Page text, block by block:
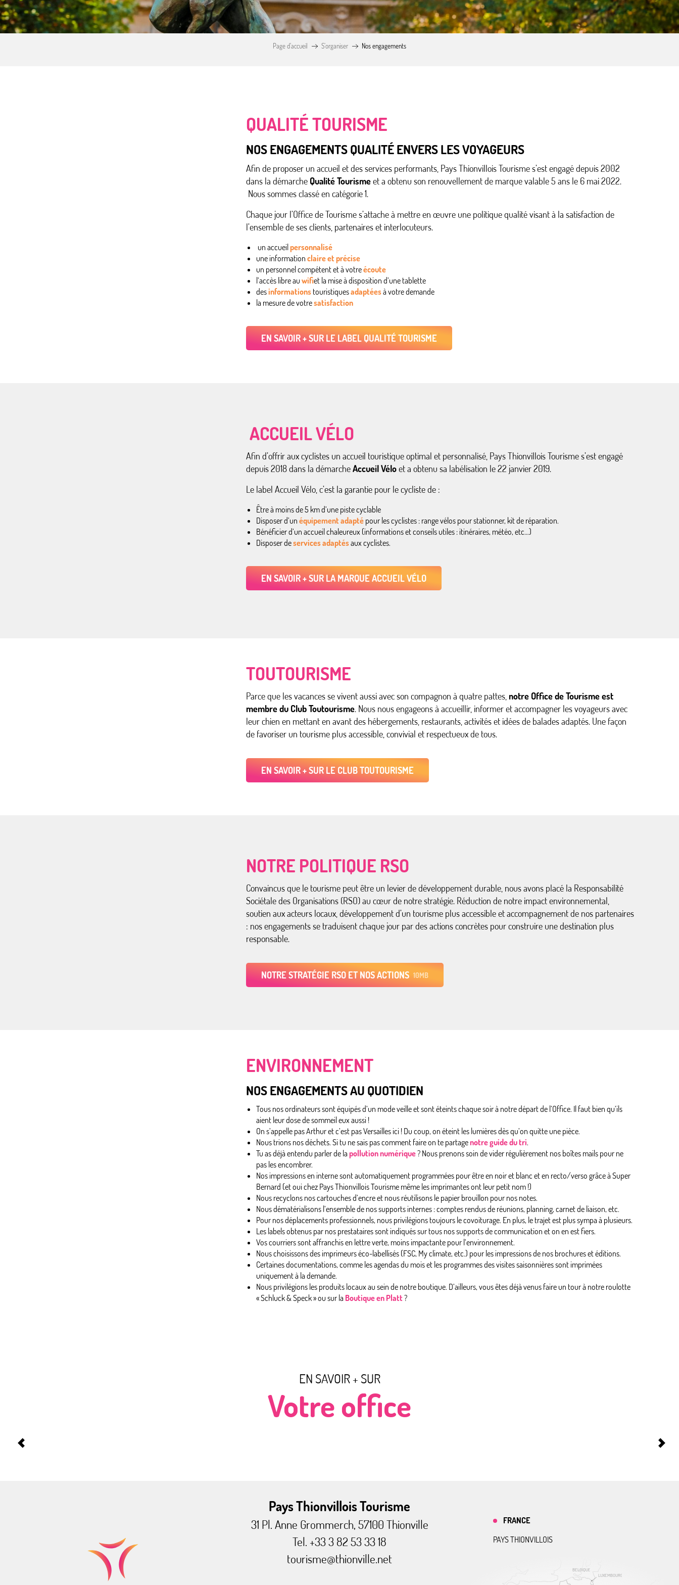
Page d’accueil S’organiser Nos engagements
QUALITÉ TOURISME
NOS ENGAGEMENTS QUALITÉ ENVERS LES VOYAGEURS
Afin de proposer un accueil et des services performants, Pays Thionvillois Tourisme s’est engagé depuis 2002
dans la démarche Qualité Tourismeet a obtenu son renouvellement de marque valable 5 ans le 6 mai 2022.
Nous sommes classé en catégorie 1.
Chaque jour l’Office de Tourisme s’attache à mettre en œuvre une politique qualité visant à la satisfaction de
l’ensemble de ses clients, partenaires et interlocuteurs.
un accueil personnalisé
une information claire et précise
un personnel compétent et à votreécoute
l’accès libre au wifiet la mise à disposition d’une tablette
desinformations touristiquesadaptéesà votre demande
la mesure de votresatisfaction
EN SAVOIR + SUR LE LABEL QUALITÉ TOURISME
ACCUEIL VÉLO
Afin d’offrir aux cyclistes un accueil touristique optimal et personnalisé, Pays Thionvillois Tourisme s’est engagé
depuis 2018 dans la démarcheAccueil Véloet a obtenu sa labélisation le 22 janvier 2019.
Le label Accueil Vélo, c’est la garantie pour le cycliste de :
Être à moins de 5 km d’une piste cyclable
Disposer d’un équipement adapté pour les cyclistes : range vélos pour stationner, kit de réparation.
Bénéficier d’un accueil chaleureux (informations et conseils utiles : itinéraires, météo, etc…)
Disposer deservices adaptésaux cyclistes.
EN SAVOIR + SUR LA MARQUE ACCUEIL VÉLO
TOUTOURISME
Parce que les vacances se vivent aussi avec son compagnon à quatre pattes, notre Office de Tourisme est
membre du Club Toutourisme. Nous nous engageons à accueillir, informer et accompagner les voyageurs avec
leur chien en mettant en avant des hébergements, restaurants, activités et idées de balades adaptés. Une façon
de favoriser un tourisme plus accessible, convivial et respectueux de tous.
EN SAVOIR + SUR LE CLUB TOUTOURISME
NOTRE POLITIQUE RSO
Convaincus que le tourisme peut être un levier de développement durable, nous avons placé la Responsabilité
Sociétale des Organisations (RSO) au cœur de notre stratégie. Réduction de notre impact environnemental,
soutien aux acteurs locaux, développement d’un tourisme plus accessible et accompagnement de nos partenaires
: nos engagements se traduisent chaque jour par des actions concrètes pour construire une destination plus
responsable.
NOTRE STRATÉGIE RSO ET NOS ACTIONS 10MB
ENVIRONNEMENT
NOS ENGAGEMENTS AU QUOTIDIEN
Tous nos ordinateurs sont équipés d’un mode veille et sont éteints chaque soir à notre départ de l’Office. Il faut bien qu’ils
aient leur dose de sommeil eux aussi !
On s’appelle pas Arthur et c’est pas Versailles ici ! Du coup, on éteint les lumières dès qu’on quitte une pièce.
Nous trions nos déchets. Si tu ne sais pas comment faire on te partagenotre guide du tri.
Tu as déjà entendu parler de la pollution numérique? Nous prenons soin de vider régulièrement nos boîtes mails pour ne
pas les encombrer.
Nos impressions en interne sont automatiquement programmées pour être en noir et blanc et en recto/verso grâce à Super
Bernard (et oui chez Pays Thionvillois Tourisme même les imprimantes ont leur petit nom !)
Nous recyclons nos cartouches d’encre et nous réutilisons le papier brouillon pour nos notes.
Nous dématérialisons l’ensemble de nos supports internes : comptes rendus de réunions, planning, carnet de liaison, etc.
Pour nos déplacements professionnels, nous privilégions toujours le covoiturage. En plus, le trajet est plus sympa à plusieurs.
Les labels obtenus par nos prestataires sont indiqués sur tous nos supports de communication et on en est fiers.
Vos courriers sont affranchis en lettre verte, moins impactante pour l’environnement.
Nous choisissons des imprimeurs éco-labellisés (FSC, My climate, etc.) pour les impressions de nos brochures et éditions.
Certaines documentations, comme les agendas du mois et les programmes des visites saisonnières sont imprimées
uniquement à la demande.
Nous privilégions les produits locaux au sein de notre boutique. D’ailleurs, vous êtes déjà venus faire un tour à notre roulotte
« Schluck & Speck » ou sur la Boutique en Platt?
EN SAVOIR + SUR
Votre office
Pays Thionvillois Tourisme
31 Pl. Anne Grommerch, 57100 Thionville
Tel. +33 3 82 53 33 18
tourisme@thionville.net
BELGIQUE
LUXEMBOURG
FRANCE
PAYS THIONVILLOIS